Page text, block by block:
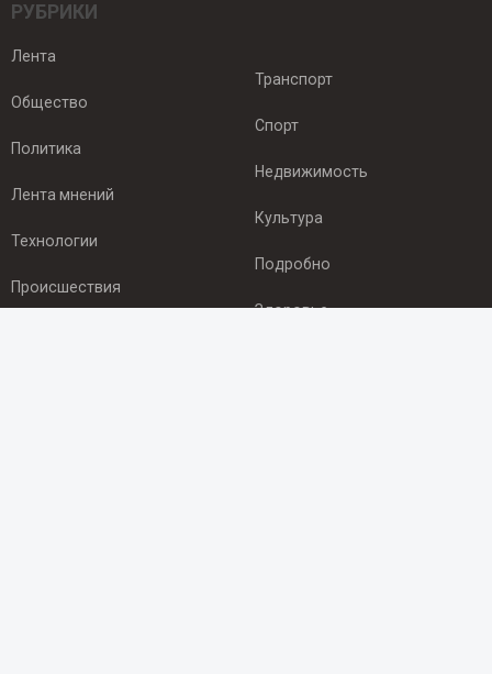
РУБРИКИ
Лента
Общество
Политика
Лента мнений
Технологии
Происшествия
Транспорт
Спорт
Недвижимость
Культура
Подробно
Здоровье